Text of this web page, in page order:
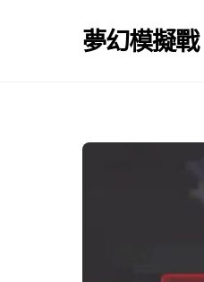
夢幻模擬戰